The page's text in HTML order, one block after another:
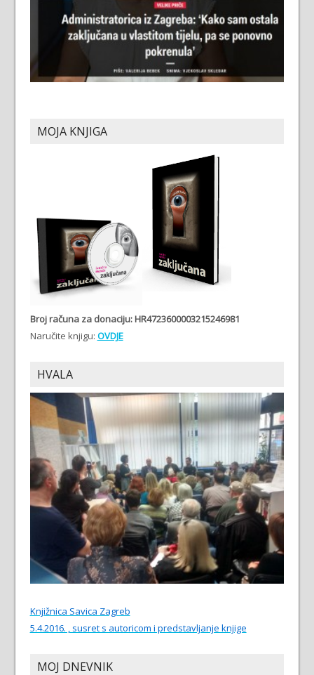
MOJA KNJIGA
Broj računa za donaciju: HR4723600003215246981
Naručite knjigu: OVDJE
HVALA
Knjižnica Savica Zagreb
5.4.2016. , susret s autoricom i predstavljanje knjige
MOJ DNEVNIK